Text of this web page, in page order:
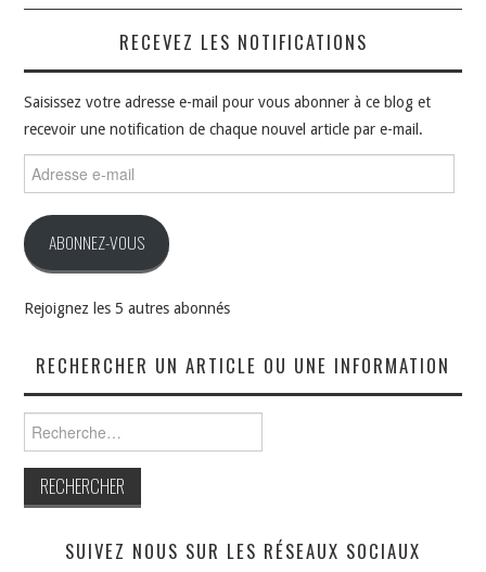
RECEVEZ LES NOTIFICATIONS
Saisissez votre adresse e-mail pour vous abonner à ce blog et
recevoir une notification de chaque nouvel article par e-mail.
e-
ABONNEZ-VOUS
Rejoignez les 5 autres abonnés
RECHERCHER UN ARTICLE OU UNE INFORMATION
SUIVEZ NOUS SUR LES RÉSEAUX SOCIAUX